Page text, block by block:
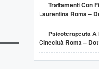
Trattamenti Con
Laurentina Roma –
Psicoterapeuta A
Cinecittà Roma –